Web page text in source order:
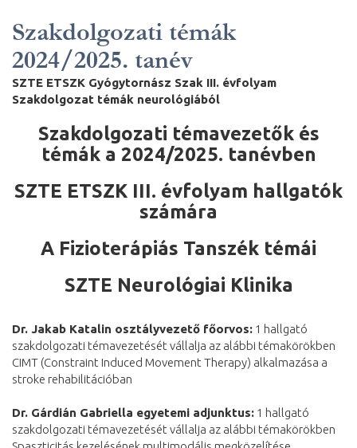
Szakdolgozati témák
2024/2025. tanév
SZTE ETSZK Gyógytornász Szak III. évfolyam
Szakdolgozat témák neurológiából
Szakdolgozati témavezetők és
témák a 2024/2025. tanévben
SZTE ETSZK III. évfolyam hallgatók
számára
A Fizioterápiás Tanszék témái
SZTE Neurológiai Klinika
Dr. Jakab Katalin osztályvezető főorvos: 1 hallgató
szakdolgozati témavezetését vállalja az alábbi témakörökben
CIMT (Constraint Induced Movement Therapy) alkalmazása a
stroke rehabilitációban
Dr. Gárdián Gabriella egyetemi adjunktus: 1 hallgató
szakdolgozati témavezetését vállalja az alábbi témakörökben